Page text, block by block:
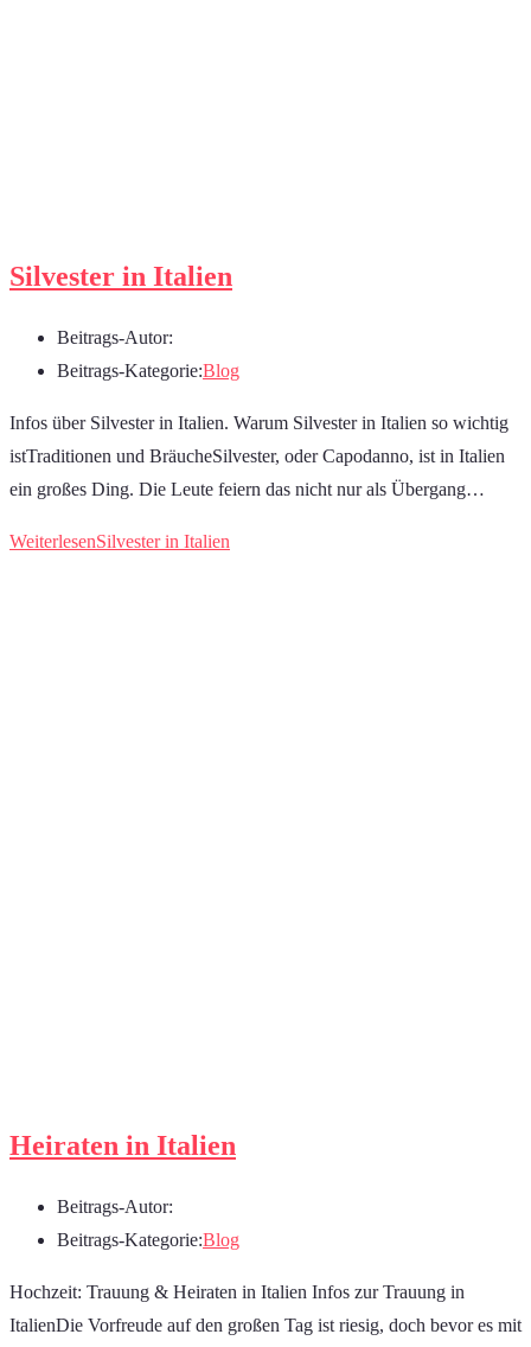
Silvester in Italien
Beitrags-Autor:
Beitrags-Kategorie:Blog
Infos über Silvester in Italien. Warum Silvester in Italien so wichtig
istTraditionen und BräucheSilvester, oder Capodanno, ist in Italien
ein großes Ding. Die Leute feiern das nicht nur als Übergang…
WeiterlesenSilvester in Italien
Heiraten in Italien
Beitrags-Autor:
Beitrags-Kategorie:Blog
Hochzeit: Trauung & Heiraten in Italien Infos zur Trauung in
ItalienDie Vorfreude auf den großen Tag ist riesig, doch bevor es mit